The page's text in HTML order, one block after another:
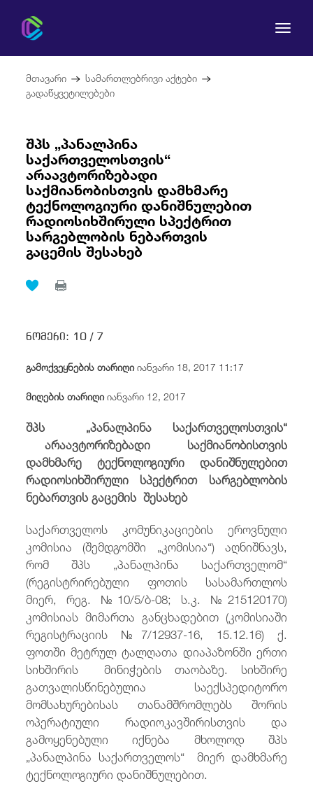
კომისია
მომხმარებლის უფლებები
რეგულირება
სამართლებრივი აქტები
მთავარი სამართლებრივი აქტები
გადაწყვეტილებები
შპს „პანალპინა
საქართველოსთვის“
არაავტორიზებადი
საქმიანობისთვის დამხმარე
ტექნოლოგიური დანიშნულებით
რადიოსიხშირული სპექტრით
სარგებლობის ნებართვის
გაცემის შესახებ
ნომერი: 10 / 7
გამოქვეყნების თარიღიიანვარი 18, 2017 11:17
მიღების თარიღიიანვარი 12, 2017
შპს „პანალპინა საქართველოსთვის“
არაავტორიზებადი საქმიანობისთვის
დამხმარე ტექნოლოგიური დანიშნულებით
რადიოსიხშირული სპექტრით სარგებლობის
ნებართვის გაცემის შესახებ
საქართველოს კომუნიკაციების ეროვნული
კომისია (შემდგომში „კომისია“) აღნიშნავს,
რომ შპს „პანალპინა საქართველომ“
(რეგისტრირებული ფოთის სასამართლოს
მიერ, რეგ. №10/5/ბ-08; ს.კ. №215120170)
კომისიას მიმართა განცხადებით (კომისიაში
რეგისტრაციის №7/12937-16, 15.12.16) ქ.
ფოთში მეტრულ ტალღათა დიაპაზონში ერთი
სიხშირის მინიჭების თაობაზე. სიხშირე
გათვალისწინებულია საექსპედიტორო
მომსახურებისას თანამშრომლებს შორის
ოპერატიული რადიოკავშირისთვის და
გამოყენებული იქნება მხოლოდ შპს
„პანალპინა საქართველოს“ მიერ დამხმარე
ტექნოლოგიური დანიშნულებით.